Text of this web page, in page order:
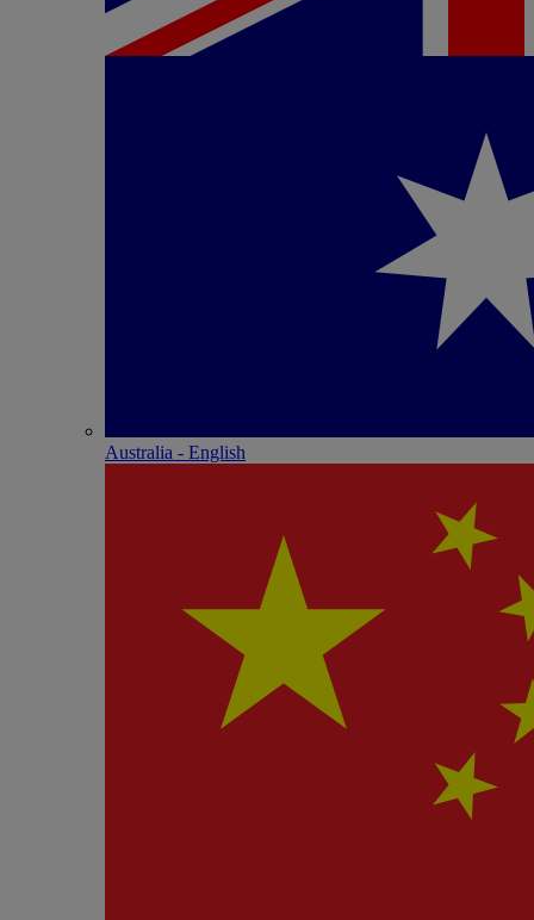
Australia - English